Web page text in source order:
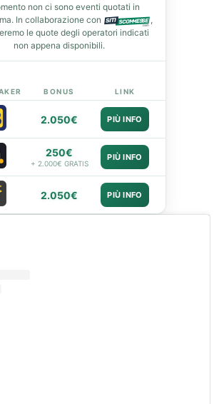
non ci sono eventi quotati in
In collaborazione con
,
le quote degli operatori indicati
non appena disponibili.
BONUS LINK
2.050€ PIÙ INFO
250€
+ 2.000€ GRATIS
PIÙ INFO
2.050€ PIÙ INFO